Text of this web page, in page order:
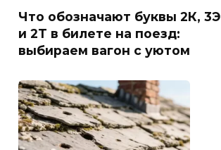
Что обозначают буквы 2К, 3Э
и 2Т в билете на поезд:
выбираем вагон с уютом